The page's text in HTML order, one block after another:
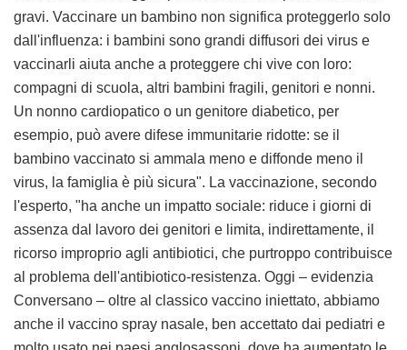
gravi. Vaccinare un bambino non significa proteggerlo solo
dall'influenza: i bambini sono grandi diffusori dei virus e
vaccinarli aiuta anche a proteggere chi vive con loro:
compagni di scuola, altri bambini fragili, genitori e nonni.
Un nonno cardiopatico o un genitore diabetico, per
esempio, può avere difese immunitarie ridotte: se il
bambino vaccinato si ammala meno e diffonde meno il
virus, la famiglia è più sicura". La vaccinazione, secondo
l'esperto, "ha anche un impatto sociale: riduce i giorni di
assenza dal lavoro dei genitori e limita, indirettamente, il
ricorso improprio agli antibiotici, che purtroppo contribuisce
al problema dell'antibiotico-resistenza. Oggi – evidenzia
Conversano – oltre al classico vaccino iniettato, abbiamo
anche il vaccino spray nasale, ben accettato dai pediatri e